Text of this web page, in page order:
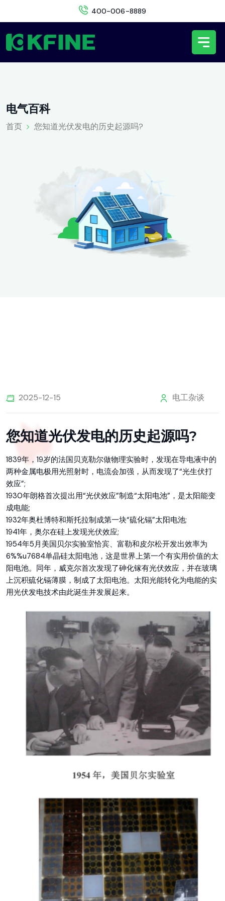
400-006-8889
电气百科
首页 您知道光伏发电的历史起源吗?
2025-12-15 电工杂谈
您知道光伏发电的历史起源吗?
1839年，19岁的法国贝克勒尔做物理实验时，发现在导电液中的
两种金属电极用光照射时，电流会加强，从而发现了“光生伏打
效应”;
1930年朗格首次提出用“光伏效应”制造“太阳电池”，是太阳能变
成电能;
1932年奥杜博特和斯托拉制成第一块“硫化镉”太阳电池;
1941年，奥尔在硅上发现光伏效应;
1954年5月美国贝尔实验室恰宾、富勒和皮尔松开发出效率为
6%%u7684单晶硅太阳电池，这是世界上第一个有实用价值的太
阳电池。同年，威克尔首次发现了砷化镓有光伏效应，并在玻璃
上沉积硫化镉薄膜，制成了太阳电池。太阳光能转化为电能的实
用光伏发电技术由此诞生并发展起来。